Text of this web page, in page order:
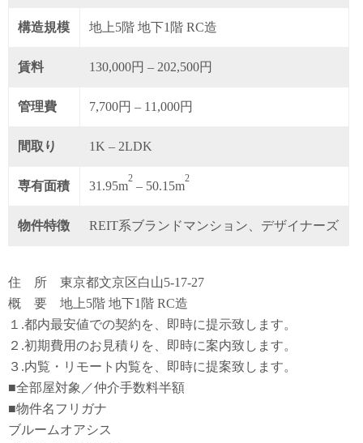
構造規模 地上5階 地下1階 RC造
賃料 130,000円 – 202,500円
管理費 7,700円 – 11,000円
間取り 1K – 2LDK
専有面積 31.95m
2
– 50.15m
2
物件特徴 REIT系ブランドマンション、デザイナーズ
住 所 東京都文京区白山5-17-27
概 要 地上5階 地下1階 RC造
１.都内最安値での契約を、即時に提示致します。
２.初期費用のお見積りを、即時に案内致します。
３.内覧・リモート内覧を、即時に提案致します。
■全部屋対象／仲介手数料半額
■物件名フリガナ
ブルームオアシス